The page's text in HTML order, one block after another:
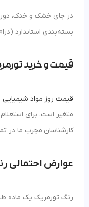
در جای خشک و خنک، دور
بسته‌بندی استاندارد
قیمت و خرید
قیمت روز مواد شیمیایی
متغیر است. برای
کارشناسان مجرب ما در
عوارض احتمالی
رنگ تورمریک یک ماده